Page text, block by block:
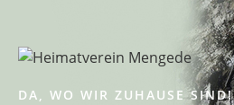
springen
DA, WO WIR ZUHAUSE SIND!